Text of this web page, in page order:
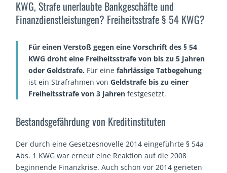
KWG, Strafe unerlaubte Bankgeschäfte und
Finanzdienstleistungen? Freiheitsstrafe § 54 KWG?
Für einen Verstoß gegen eine Vorschrift des § 54
KWG droht eine Freiheitsstrafe von bis zu 5 Jahren
oder Geldstrafe. Für einefahrlässige Tatbegehung
ist ein Strafrahmen vonGeldstrafe bis zu einer
Freiheitsstrafe von 3 Jahren festgesetzt.
Bestandsgefährdung von Kreditinstituten
Der durch eine Gesetzesnovelle 2014 eingeführte § 54a
Abs. 1 KWG war erneut eine Reaktion auf die 2008
beginnende Finanzkrise. Auch schon vor 2014 gerieten